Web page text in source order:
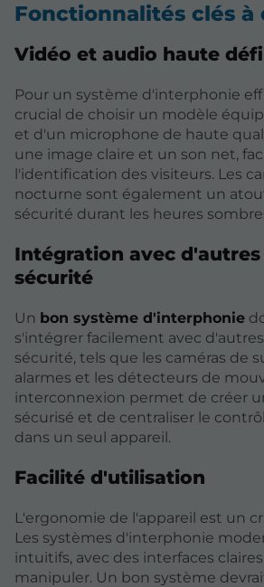
Fonctionnalités clés à
Vidéo et audio haute
Pour un système d'interphonie
crucial de choisir un modèle
et d'un microphone de haute
une image claire et un son net,
l'identification des visiteurs. Les
nocturne sont également un
sécurité durant les heures
Intégration avec
sécurité
Un bon système d'interphonie
s'intégrer facilement avec
sécurité, tels que les caméras de
alarmes et les détecteurs de
interconnexion permet de créer
sécurisé et de centraliser le
dans un seul appareil.
Facilité d'utilisation
L'ergonomie de l'appareil est un
Les systèmes d'interphonie
intuitifs, avec des interfaces
manipuler. Un bon système